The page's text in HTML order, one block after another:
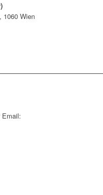
1060 Wien
Email: